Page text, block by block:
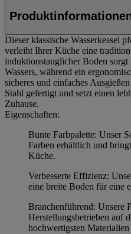
Dieser klassische Wasserkessel
verleiht Ihrer Küche eine
induktionstauglicher Boden
Wassers, während ein
sicheres und einfaches
Stahl gefertigt und setzt einen
Zuhause.
Eigenschaften:
Bunte Farbpalette: Unser
Farben erhältlich und
Küche.
Verbesserte Effizienz:
eine breite Boden für eine
Branchenführend: Unsere
Herstellungsbetrieben auf
hochwertigsten